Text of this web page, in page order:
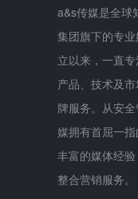
a&s传媒是全球
集团旗下的专
立以来，一直
产品、技术及
牌服务。从安
媒拥有首屈一
丰富的媒体经
整合营销服务。